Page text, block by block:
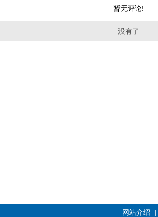
暂无评论!
没有了
网站介绍